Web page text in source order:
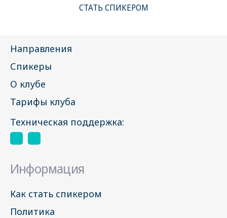
СТАТЬ СПИКЕРОМ
Направления
Спикеры
О клубе
Тарифы клуба
Техническая поддержка:
Информация
Как стать спикером
Политика